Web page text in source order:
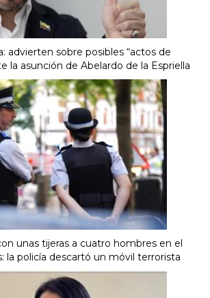
advierten sobre posibles “actos de
la asunción de Abelardo de la Espriella
unas tijeras a cuatro hombres en el
la policía descartó un móvil terrorista